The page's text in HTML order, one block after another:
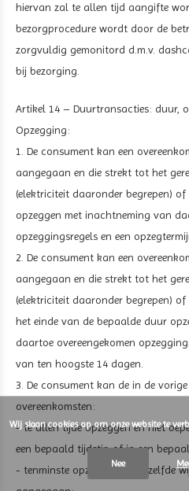
hiervan zal te allen tijd aangifte
bezorgprocedure wordt door de
zorgvuldig gemonitord d.m.v.
bij bezorging.
Artikel 14 – Duurtransacties: duur,
Opzegging:
1. De consument kan een
aangegaan en die strekt tot het
(elektriciteit daaronder begrepen)
opzeggen met inachtneming van
opzeggingsregels en een
2. De consument kan een
aangegaan en die strekt tot het
(elektriciteit daaronder begrepen)
het einde van de bepaalde duur
daartoe overeengekomen
van ten hoogste 14 dagen.
3. De consument kan de in de
overeenkomsten:
- te allen tijde opzeggen en niet
een bepaald tijdstip of in een
- tenminste opzeggen op dezelfde
Wij slaan cookies op om onze website te
Nee